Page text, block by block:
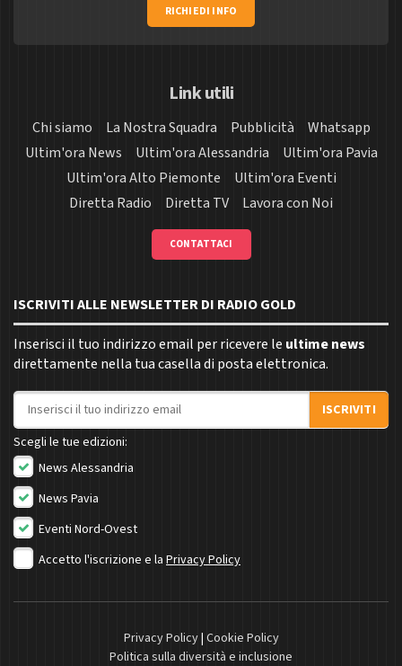
RICHIEDI INFO
Link utili
Chi siamo La Nostra Squadra Pubblicità
Whatsapp
Ultim'ora News
Ultim'ora Alessandria
Ultim'ora Pavia
Ultim'ora Alto Piemonte
Ultim'ora Eventi
Diretta Radio
Diretta TV Lavora con Noi
CONTATTACI
ISCRIVITI ALLE NEWSLETTER DI RADIO GOLD
Inserisci il tuo indirizzo email per ricevere le ultime news
direttamente nella tua casella di posta elettronica.
Indirizzo email
ISCRIVITI
Scegli le tue edizioni:
News Alessandria
News Pavia
Eventi Nord-Ovest
Accetto l'iscrizione e la Privacy Policy
Privacy Policy| Cookie Policy
Politica sulla diversità e inclusione